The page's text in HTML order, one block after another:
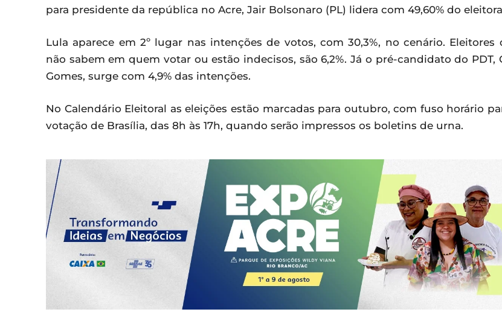
para presidente da república no Acre, Jair Bolsonaro (PL) lidera com 49,60% do
Lula aparece em 2º lugar nas intenções de votos, com 30,3%, no cenário. Eleitores
não sabem em quem votar ou estão indecisos, são 6,2%. Já o pré-candidato do PDT,
Gomes, surge com 4,9% das intenções.
No Calendário Eleitoral as eleições estão marcadas para outubro, com fuso horário
votação de Brasília, das 8h às 17h, quando serão impressos os boletins de urna.